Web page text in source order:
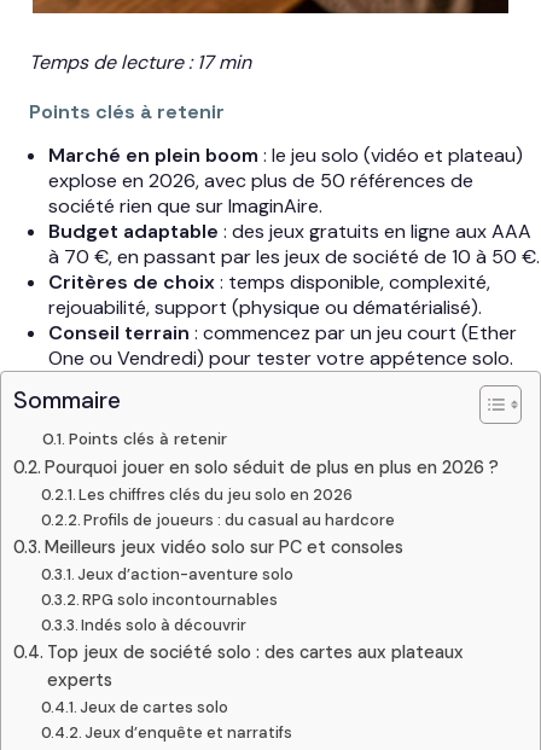
Temps de lecture : 17 min
Points clés à retenir
Marché en plein boom : le jeu solo (vidéo et plateau)
explose en 2026, avec plus de 50 références de
société rien que sur ImaginAire.
Budget adaptable : des jeux gratuits en ligne aux AAA
à 70 €, en passant par les jeux de société de 10 à 50 €.
Critères de choix: temps disponible, complexité,
rejouabilité, support (physique ou dématérialisé).
Conseil terrain : commencez par un jeu court (Ether
One ou Vendredi) pour tester votre appétence solo.
Sommaire
Points clés à retenir
Pourquoi jouer en solo séduit de plus en plus en 2026 ?
Les chiffres clés du jeu solo en 2026
Profils de joueurs : du casual au hardcore
Meilleurs jeux vidéo solo sur PC et consoles
Jeux d’action-aventure solo
RPG solo incontournables
Indés solo à découvrir
Top jeux de société solo : des cartes aux plateaux
experts
Jeux de cartes solo
Jeux d’enquête et narratifs